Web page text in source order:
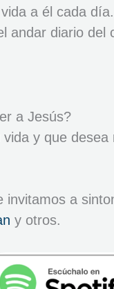
a él cada
diario del
a Jesús?
y que
a
y otros.